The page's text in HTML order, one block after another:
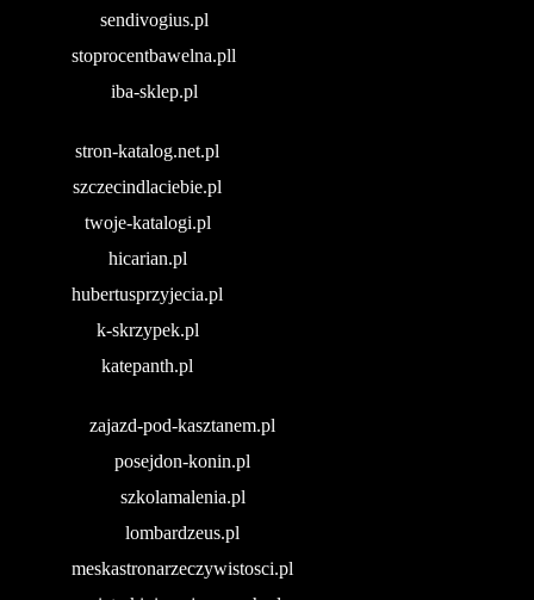
sendivogius.pl
stoprocentbawelna.pll
iba-sklep.pl
stron-katalog.net.pl
szczecindlaciebie.pl
twoje-katalogi.pl
hicarian.pl
hubertusprzyjecia.pl
k-skrzypek.pl
katepanth.pl
zajazd-pod-kasztanem.pl
posejdon-konin.pl
szkolamalenia.pl
lombardzeus.pl
meskastronarzeczywistosci.pl